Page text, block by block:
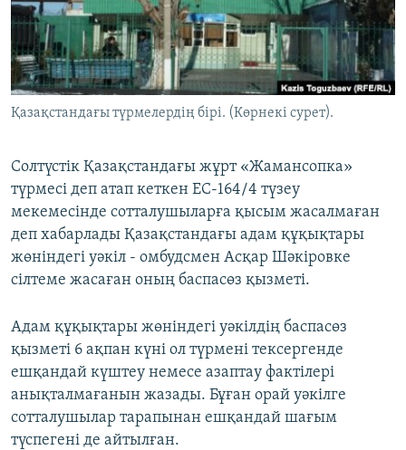
ЖАЗЫЛЫҢЫЗ
Басқа тілдерде
Қазақстандағы түрмелердің бірі. (Көрнекі сурет).
Солтүстік Қазақстандағы жұрт «Жамансопка»
түрмесі деп атап кеткен ЕС-164/4 түзеу
мекемесінде сотталушыларға қысым жасалмаған
деп хабарлады Қазақстандағы адам құқықтары
жөніндегі уәкіл - омбудсмен Асқар Шәкіровке
сілтеме жасаған оның баспасөз қызметі.
Адам құқықтары жөніндегі уәкілдің баспасөз
қызметі 6 ақпан күні ол түрмені тексергенде
ешқандай күштеу немесе азаптау фактілері
анықталмағанын жазады. Бұған орай уәкілге
сотталушылар тарапынан ешқандай шағым
түспегені де айтылған.